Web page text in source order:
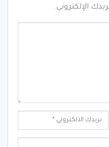
الإلكتروني.